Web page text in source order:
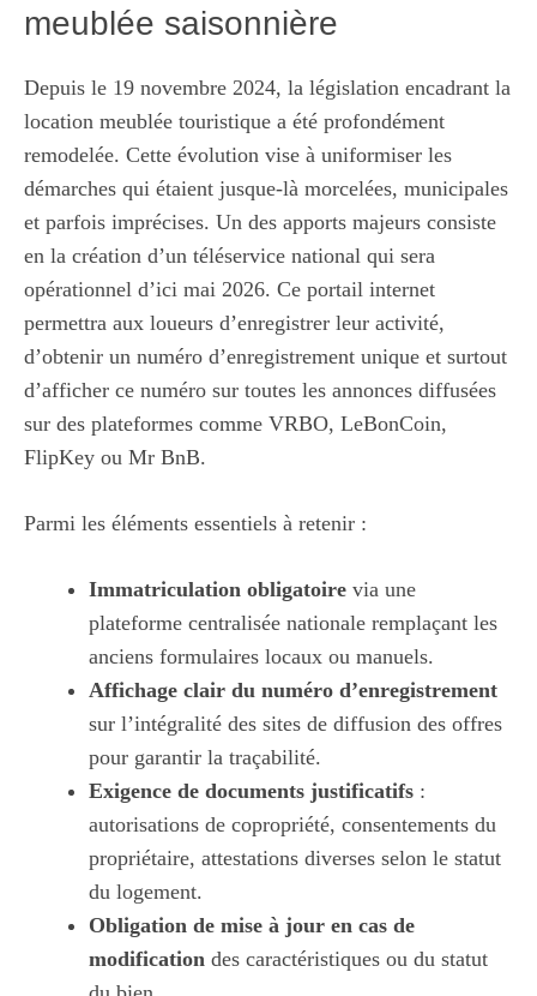
meublée saisonnière
Depuis le 19 novembre 2024, la législation encadrant la
location meublée touristique a été profondément
remodelée. Cette évolution vise à uniformiser les
démarches qui étaient jusque-là morcelées, municipales
et parfois imprécises. Un des apports majeurs consiste
en la création d’un téléservice national qui sera
opérationnel d’ici mai 2026. Ce portail internet
permettra aux loueurs d’enregistrer leur activité,
d’obtenir un numéro d’enregistrement unique et surtout
d’afficher ce numéro sur toutes les annonces diffusées
sur des plateformes comme VRBO, LeBonCoin,
FlipKey ou Mr BnB.
Parmi les éléments essentiels à retenir :
Immatriculation obligatoire via une
plateforme centralisée nationale remplaçant les
anciens formulaires locaux ou manuels.
Affichage clair du numéro d’enregistrement
sur l’intégralité des sites de diffusion des offres
pour garantir la traçabilité.
Exigence de documents justificatifs :
autorisations de copropriété, consentements du
propriétaire, attestations diverses selon le statut
du logement.
Obligation de mise à jour en cas de
modification des caractéristiques ou du statut